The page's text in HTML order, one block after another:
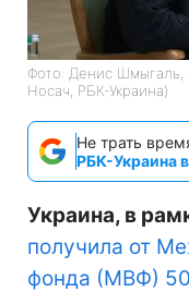
Фото: Денис Шмыгаль,
Носач, РБК-Украина)
Не трать
РБК-Украина
Украина, в
получила от
фонда (МВФ)